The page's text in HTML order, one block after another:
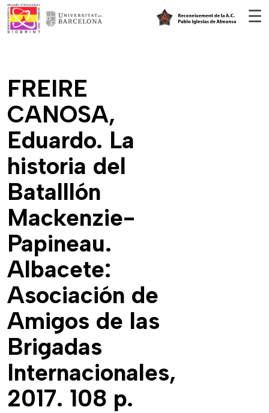
☰
FREIRE
CANOSA,
Eduardo. La
historia del
Batalllón
Mackenzie-
Papineau.
Albacete:
Asociación de
Amigos de las
Brigadas
Internacionales,
2017. 108 p.